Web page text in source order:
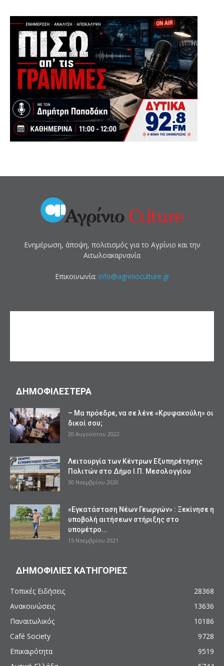
Ενημέρωση, άποψη, πολιτισμός για το Αγρίνιο και την
Αιτωλοακαρνανία
Επικοινωνία: info@agrinioculture.gr
ΔΗΜΟΦΙΛΕΣΤΕΡΑ
– Μα πρόεδρε, να σε λένε «Κρυφακούλη» οι
δικοί σου;
20 Αυγούστου 2022
Λειτουργία των Κέντρων Εξυπηρέτησης
Πολιτών στο Δήμο Ι.Π. Μεσολογγίου
30 Νοεμβρίου 2020
«Εγκατάσταση Νέων Γεωργών» : Ξεκίνησε η
υποβολή αιτήσεων στήριξης στο
υπομέτρο...
15 Νοεμβρίου 2021
ΔΗΜΟΦΙΛΙΕΣ ΚΑΤΗΓΟΡΙΕΣ
Τοπικές Ειδήσεις
28368
Ανακοινώσεις
13636
Παναιτωλικός
10186
Café Society
9728
Επικαιρότητα
9519